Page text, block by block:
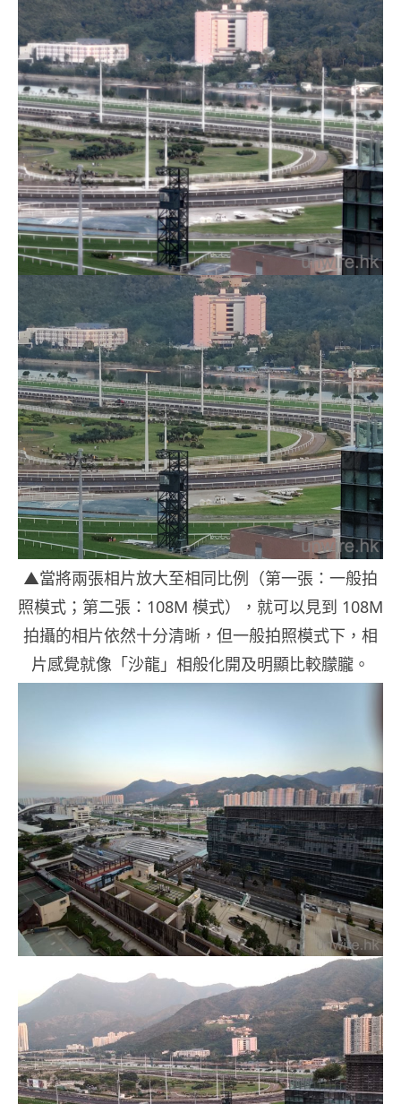
▲當將兩張相片放大至相同比例（第一張：一般拍
照模式；第二張：108M 模式），就可以見到 108M
拍攝的相片依然十分清晰，但一般拍照模式下，相
片感覺就像「沙龍」相般化開及明顯比較朦朧。